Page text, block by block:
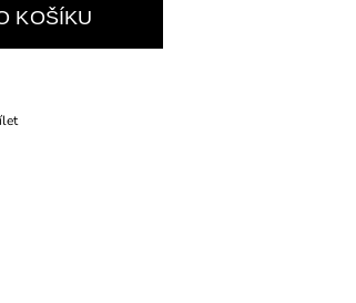
KOŠÍKU